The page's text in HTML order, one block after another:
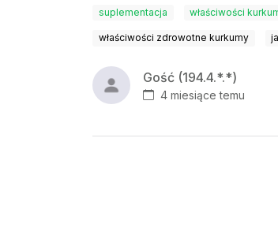
suplementacja właściwości
właściwości zdrowotne kurkumy
Gość (194.4.*.*)
4 miesiące temu